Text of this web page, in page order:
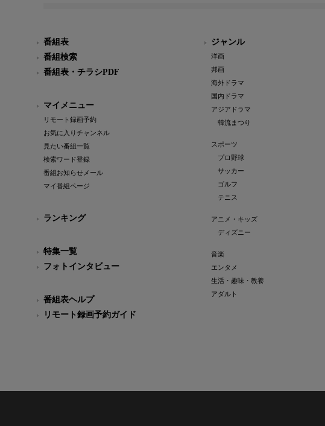
番組表
番組検索
番組表・チラシPDF
マイメニュー
リモート録画予約
お気に入りチャンネル
見たい番組一覧
検索ワード登録
番組お知らせメール
マイ番組ページ
ランキング
特集一覧
フォトインタビュー
番組表ヘルプ
リモート録画予約ガイド
ジャンル
洋画
邦画
海外ドラマ
国内ドラマ
アジアドラマ
韓流まつり
スポーツ
プロ野球
サッカー
ゴルフ
テニス
アニメ・キッズ
ディズニー
音楽
エンタメ
生活・趣味・教養
アダルト